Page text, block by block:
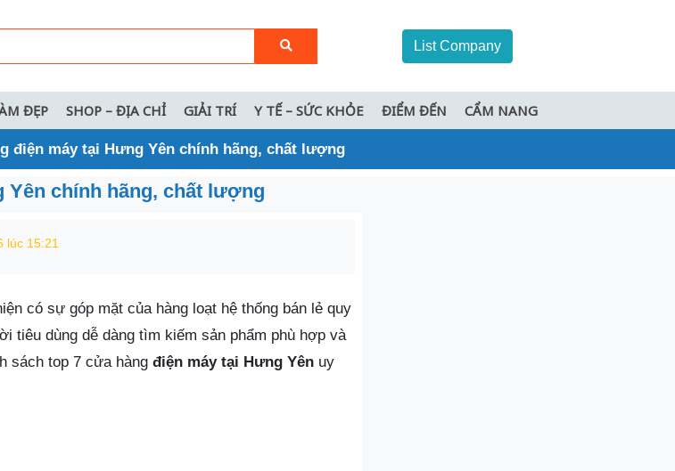
List Company
ĐẸP SHOP – ĐỊA CHỈ GIẢI TRÍ Y TẾ – SỨC KHỎE ĐIỂM ĐẾN CẨM NANG
điện máy tại Hưng Yên chính hãng, chất lượng
Yên chính hãng, chất lượng
lúc 15:21
có sự góp mặt của hàng loạt hệ thống bán lẻ quy
tiêu dùng dễ dàng tìm kiếm sản phẩm phù hợp và
sách top 7 cửa hàng điện máy tại Hưng Yên uy